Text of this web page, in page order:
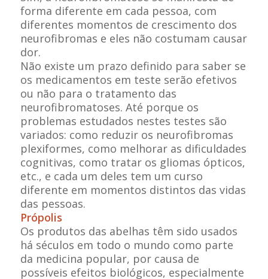
forma diferente em cada pessoa, com
diferentes momentos de crescimento dos
neurofibromas e eles não costumam causar
dor.
Não existe um prazo definido para saber se
os medicamentos em teste serão efetivos
ou não para o tratamento das
neurofibromatoses. Até porque os
problemas estudados nestes testes são
variados: como reduzir os neurofibromas
plexiformes, como melhorar as dificuldades
cognitivas, como tratar os gliomas ópticos,
etc., e cada um deles tem um curso
diferente em momentos distintos das vidas
das pessoas.
Própolis
Os produtos das abelhas têm sido usados
há séculos em todo o mundo como parte
da medicina popular, por causa de
possíveis efeitos biológicos, especialmente